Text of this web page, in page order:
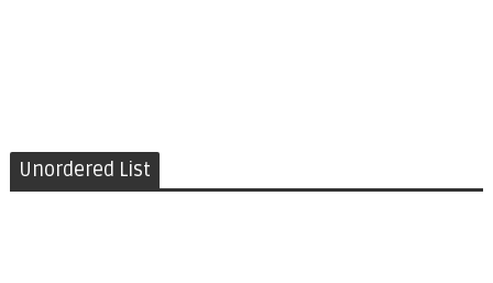
Unordered List